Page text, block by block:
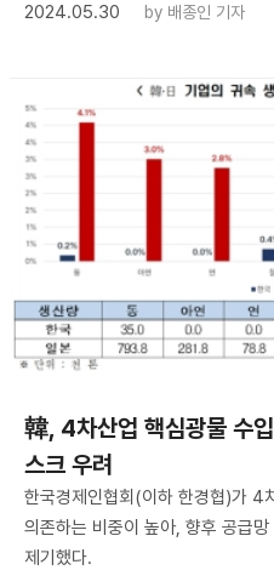
2024.05.30
by 배종인 기자
韓, 4차산업 핵심광물 수
스크 우려
한국경제인협회(이하 한경협)가 4
의존하는 비중이 높아, 향후 공급
제기했다.